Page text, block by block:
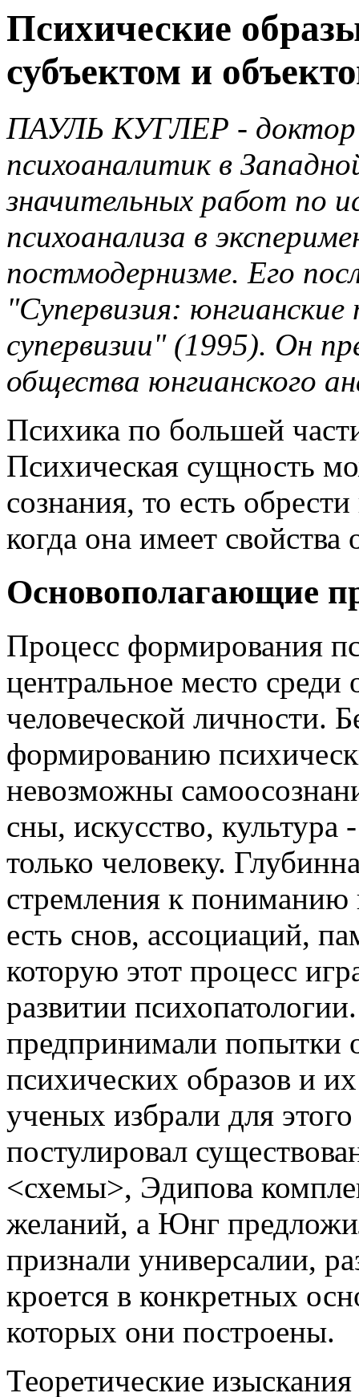
Психические
субъектом и
ПАУЛЬ КУГЛЕР - доктор
психоаналитик в
значительных работ по
психоанализа в
постмодернизме. Его
"Супервизия: юнгианские
супервизии" (1995). Он
общества юнгианского
Психика по большей
Психическая сущность
сознания, то есть
когда она имеет свойства
Основополагающие
Процесс формирования
центральное место
человеческой личности.
формированию
невозможны
сны, искусство, культура
только человеку.
стремления к пониманию
есть снов, ассоциаций,
которую этот процесс
развитии
предпринимали попытки
психических образов и
ученых избрали для
постулировал
<схемы>, Эдипова
желаний, а Юнг
признали универсалии,
кроется в конкретных
которых они построены.
Теоретические